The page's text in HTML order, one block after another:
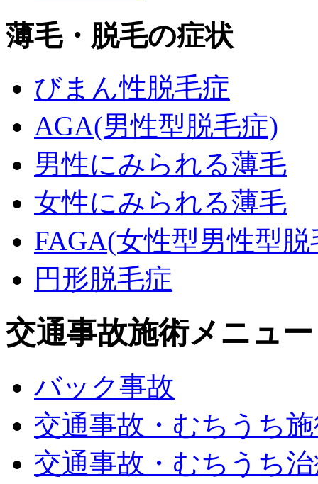
薄毛・脱毛の症状
びまん性脱毛症
AGA(男性型脱毛症)
男性にみられる薄毛
女性にみられる薄毛
FAGA(女性型男性型
円形脱毛症
交通事故施術メニュー
バック事故
交通事故・むちうち
交通事故・むちうち